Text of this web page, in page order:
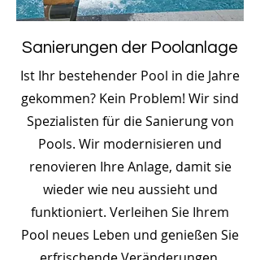
Sanierungen der Poolanlage
Ist Ihr bestehender Pool in die Jahre
gekommen? Kein Problem! Wir sind
Spezialisten für die Sanierung von
Pools. Wir modernisieren und
renovieren Ihre Anlage, damit sie
wieder wie neu aussieht und
funktioniert. Verleihen Sie Ihrem
Pool neues Leben und genießen Sie